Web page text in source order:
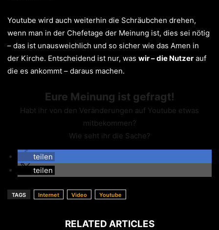
Youtube wird auch weiterhin die Schräubchen drehen,
wenn man in der Chefetage der Meinung ist, dies sei nötig
– das ist unausweichlich und so sicher wie das Amen in
der Kirche. Entscheidend ist nur, was wir – die Nutzer auf
die es ankommt – daraus machen.
Eure Meinung ist gefragt!
Habt ihr von den Veränderungen auf Youtube etwas
mitbekommen?
Wie seht ihr die Sache?
teilen
teilen
TAGS Internet Video Youtube
RELATED ARTICLES